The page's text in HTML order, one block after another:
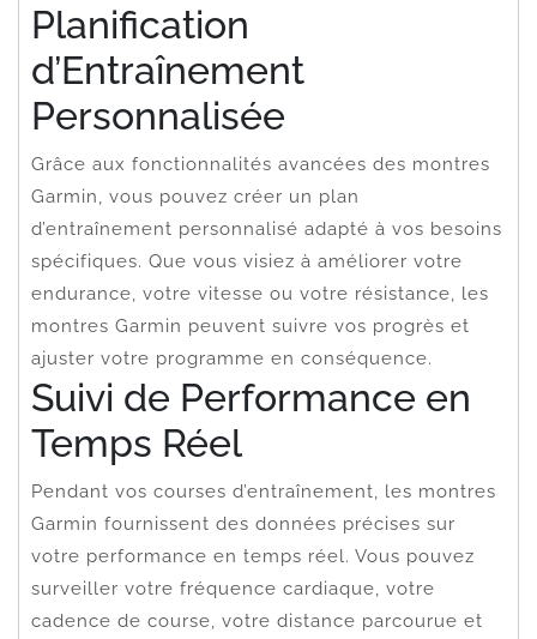
Planification
d’Entraînement
Personnalisée
Grâce aux fonctionnalités avancées des montres
Garmin, vous pouvez créer un plan
d’entraînement personnalisé adapté à vos besoins
spécifiques. Que vous visiez à améliorer votre
endurance, votre vitesse ou votre résistance, les
montres Garmin peuvent suivre vos progrès et
ajuster votre programme en conséquence.
Suivi de Performance en
Temps Réel
Pendant vos courses d’entraînement, les montres
Garmin fournissent des données précises sur
votre performance en temps réel. Vous pouvez
surveiller votre fréquence cardiaque, votre
cadence de course, votre distance parcourue et